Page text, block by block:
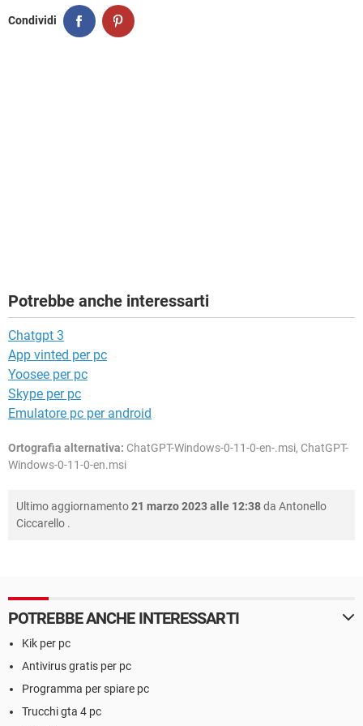
Condividi
Potrebbe anche interessarti
Chatgpt 3
App vinted per pc
Yoosee per pc
Skype per pc
Emulatore pc per android
Ortografia alternativa: ChatGPT-Windows-0-11-0-en-.msi, ChatGPT-
Windows-0-11-0-en.msi
Ultimo aggiornamento21 marzo 2023 alle 12:38da Antonello
Ciccarello .
POTREBBE ANCHE INTERESSARTI
Kik per pc
Antivirus gratis per pc
Programma per spiare pc
Trucchi gta 4 pc